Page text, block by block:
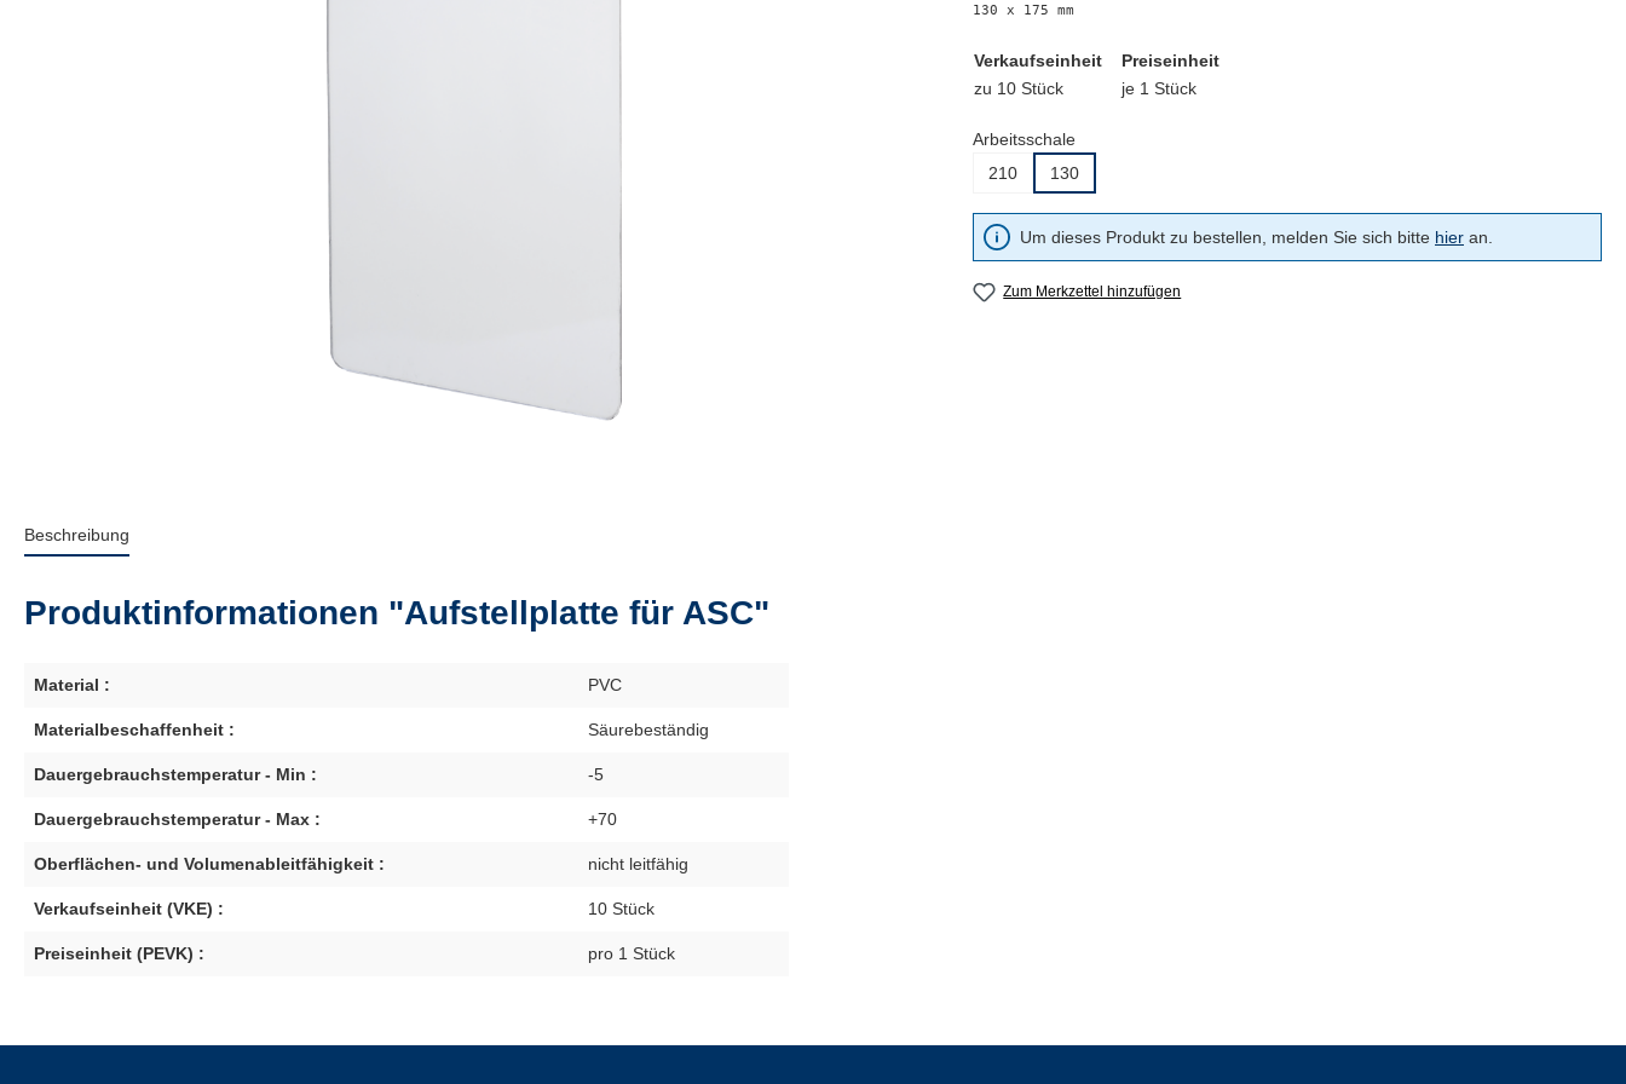
130 x 175 mm
Verkaufseinheit
Preiseinheit
zu 10 Stück
je 1 Stück
Arbeitsschale
210
130
Um dieses Produkt zu bestellen, melden Sie sich bitte hier an.
Zum Merkzettel hinzufügen
Beschreibung
Produktinformationen "Aufstellplatte für ASC"
Material : PVC
Materialbeschaffenheit : Säurebeständig
Dauergebrauchstemperatur - Min : -5
Dauergebrauchstemperatur - Max : +70
Oberflächen- und Volumenableitfähigkeit : nicht leitfähig
Verkaufseinheit (VKE) : 10 Stück
Preiseinheit (PEVK) : pro 1 Stück